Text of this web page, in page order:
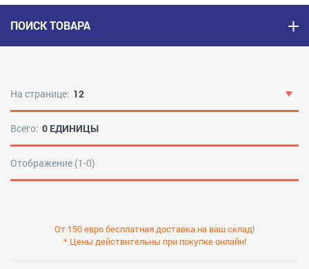
ПОИСК ТОВАРА
На странице: 12
Всего: 0 ЕДИНИЦЫ
Отображение (1-0)
От 150 евро бесплатная доставка на ваш склад!
* Цены действительны при покупке онлайн!